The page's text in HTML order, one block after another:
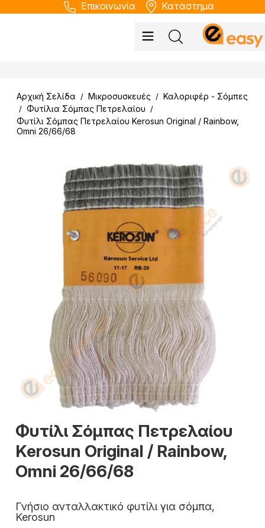
Επικοινωνία Κατάστημα
Αρχική Σελίδα / Μικροσυσκευές / Καλοριφέρ - Σόμπες
/ Φυτίλια Σόμπας Πετρελαίου /
Φυτίλι Σόμπας Πετρελαίου Kerosun Original / Rainbow,
Omni 26/66/68
Φυτίλι Σόμπας Πετρελαίου
Kerosun Original / Rainbow,
Omni 26/66/68
Γνήσιο ανταλλακτικό φυτίλι για σόμπα,
Kerosun